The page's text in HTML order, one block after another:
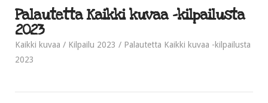
Palautetta Kaikki kuvaa -kilpailusta
2023
Kaikki kuvaa Kilpailu 2023
Palautetta Kaikki kuvaa -kilpailusta
2023